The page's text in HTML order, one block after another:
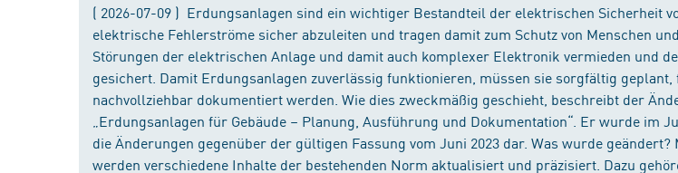
( 2026-07-09 ) Erdungsanlagen sind ein wichtiger Bestandteil der elektrischen Sicherheit
elektrische Fehlerströme sicher abzuleiten und tragen damit zum Schutz von Menschen
Störungen der elektrischen Anlage und damit auch komplexer Elektronik vermieden und
gesichert. Damit Erdungsanlagen zuverlässig funktionieren, müssen sie sorgfältig geplant,
nachvollziehbar dokumentiert werden. Wie dies zweckmäßig geschieht, beschreibt der
„Erdungsanlagen für Gebäude – Planung, Ausführung und Dokumentation“. Er wurde im
die Änderungen gegenüber der gültigen Fassung vom Juni 2023 dar. Was wurde
werden verschiedene Inhalte der bestehenden Norm aktualisiert und präzisiert. Dazu